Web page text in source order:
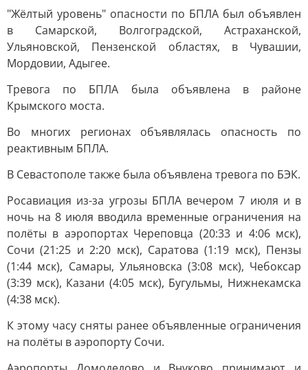
"Жёлтый уровень" опасности по БПЛА был объявлен
в Самарской, Волгоградской, Астраханской,
Ульяновской, Пензенской областях, в Чувашии,
Мордовии, Адыгее.
Тревога по БПЛА была объявлена в районе
Крымского моста.
Во многих регионах объявлялась опасность по
реактивным БПЛА.
В Севастополе также была объявлена тревога по БЭК.
Росавиация из-за угрозы БПЛА вечером 7 июля и в
ночь на 8 июля вводила временные ограничения на
полёты в аэропортах Череповца (20:33 и 4:06 мск),
Сочи (21:25 и 2:20 мск), Саратова (1:19 мск), Пензы
(1:44 мск), Самары, Ульяновска (3:08 мск), Чебоксар
(3:39 мск), Казани (4:05 мск), Бугульмы, Нижнекамска
(4:38 мск).
К этому часу сняты ранее объявленные ограничения
на полёты в аэропорту Сочи.